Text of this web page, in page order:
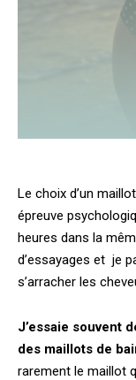
Le choix d’un
épreuve
heures dans la
d’essayages et je
s’arracher les
J’essaie souvent
des maillots de
rarement le maillot